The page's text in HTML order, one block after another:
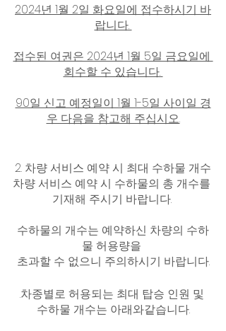
2024년 1월 2일 화요일에 접수하시기 바
랍니다.
접수된 여권은 2024년 1월 5일 금요일에
회수할 수 있습니다.
90일 신고 예정일이 1월 1-5일 사이일 경
우 다음을 참고해 주십시오.
2. 차량 서비스 예약 시 최대 수하물 개수
차량 서비스 예약 시 수하물의 총 개수를
기재해 주시기 바랍니다.
수하물의 개수는 예약하신 차량의 수하
물 허용량을
초과할 수 없으니 주의하시기 바랍니다.
.차종별로 허용되는 최대 탑승 인원 및
수하물 개수는 아래와같습니다.